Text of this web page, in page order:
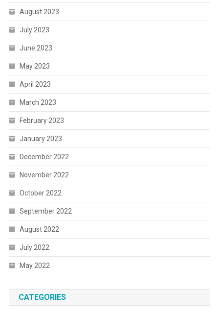
August 2023
July 2023
June 2023
May 2023
April 2023
March 2023
February 2023
January 2023
December 2022
November 2022
October 2022
September 2022
August 2022
July 2022
May 2022
CATEGORIES